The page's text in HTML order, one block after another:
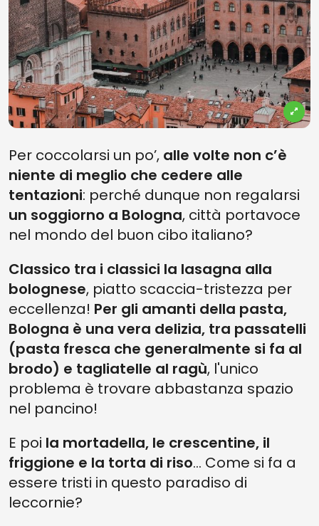
Per coccolarsi un po’, alle volte non c’è
niente di meglio che cedere alle
tentazioni: perché dunque non regalarsi
un soggiorno a Bologna, città portavoce
nel mondo del buon cibo italiano?
Classico tra i classici la lasagna alla
bolognese, piatto scaccia-tristezza per
eccellenza! Per gli amanti della pasta,
Bologna è una vera delizia, tra passatelli
(pasta fresca che generalmente si fa al
brodo) e tagliatelle al ragù, l'unico
problema è trovare abbastanza spazio
nel pancino!
E poi la mortadella, le crescentine, il
friggione e la torta di riso… Come si fa a
essere tristi in questo paradiso di
leccornie?